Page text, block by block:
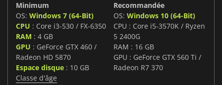
Minimum
OS: Windows 7 (64-Bit)
CPU : Core i3-530 / FX-6350
RAM : 4 GB
GPU : GeForce GTX 460 /
Radeon HD 5870
Espace disque : 10 GB
Recommandée
OS: Windows 10 (64-Bit)
CPU : Core i5-3570K / Ryzen
5 2400G
RAM : 16 GB
GPU : GeForce GTX 560 Ti /
Radeon R7 370
Classe d'âge